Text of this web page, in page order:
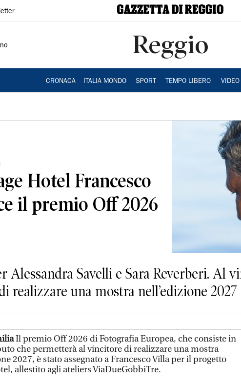
Reggio
CRONACA ITALIA MONDO SPORT TEMPO LIBERO VIDEO
Hotel Francesco
il premio Off 2026
Alessandra Savelli e Sara Reverberi. Al
realizzare una mostra nell’edizione 2027
Il premio Off 2026 di Fotografia Europea, che consiste in
che permetterà al vincitore di realizzare una mostra
2027, è stato assegnato a Francesco Villa per il progetto
allestito agli ateliers ViaDueGobbiTre.